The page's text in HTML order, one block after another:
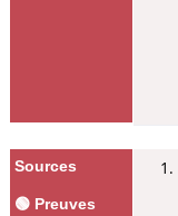
Sources
🟢 Preuves